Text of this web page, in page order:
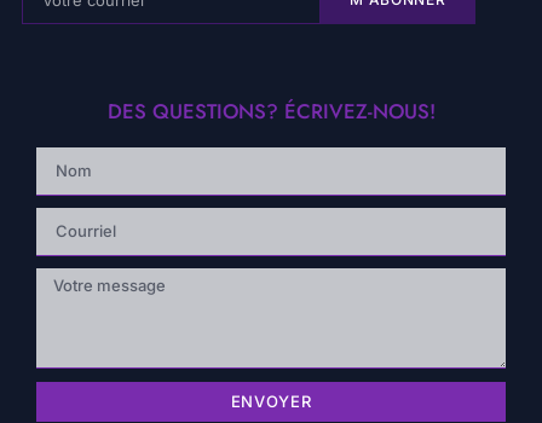
DES QUESTIONS? ÉCRIVEZ-NOUS!
ENVOYER